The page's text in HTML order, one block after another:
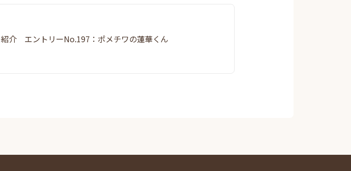
介 エントリーNo.197：ポメチワの蓮華くん